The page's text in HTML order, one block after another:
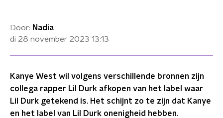
Door: Nadia
di 28 november 2023 13:13
Kanye West wil volgens verschillende bronnen zijn
collega rapper Lil Durk afkopen van het label waar
Lil Durk getekend is. Het schijnt zo te zijn dat Kanye
en het label van Lil Durk onenigheid hebben.